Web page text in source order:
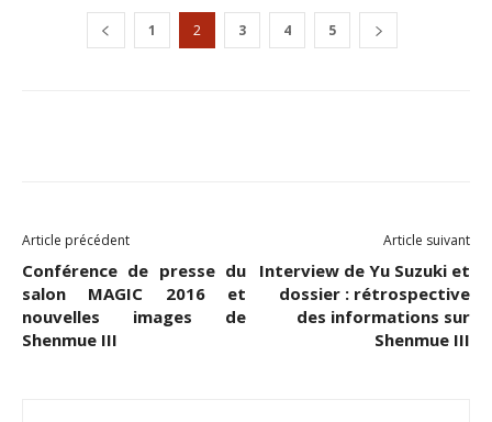
1 2 3 4 5
Article précédent
Conférence de presse du
salon MAGIC 2016 et
nouvelles images de
Shenmue III
Article suivant
Interview de Yu Suzuki et
dossier : rétrospective
des informations sur
Shenmue III